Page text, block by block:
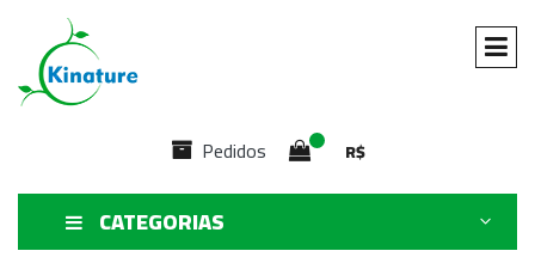
Pedidos R$
CATEGORIAS